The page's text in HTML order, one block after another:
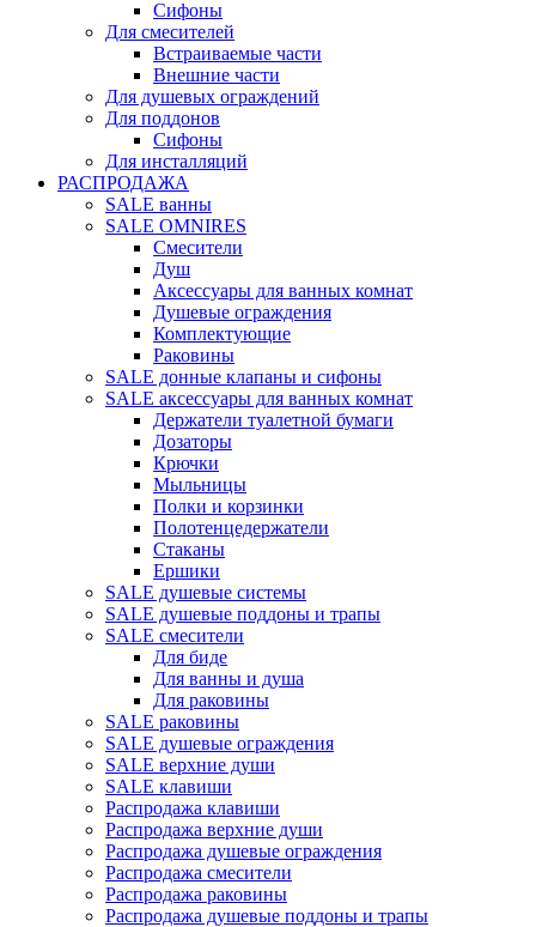
Сифоны
Для смесителей
Встраиваемые части
Внешние части
Для душевых ограждений
Для поддонов
Сифоны
Для инсталляций
РАСПРОДАЖА
SALE ванны
SALE OMNIRES
Смесители
Душ
Аксессуары для ванных комнат
Душевые ограждения
Комплектующие
Раковины
SALE донные клапаны и сифоны
SALE аксессуары для ванных комнат
Держатели туалетной бумаги
Дозаторы
Крючки
Мыльницы
Полки и корзинки
Полотенцедержатели
Стаканы
Ершики
SALE душевые системы
SALE душевые поддоны и трапы
SALE смесители
Для биде
Для ванны и душа
Для раковины
SALE раковины
SALE душевые ограждения
SALE верхние души
SALE клавиши
Распродажа клавиши
Распродажа верхние души
Распродажа душевые ограждения
Распродажа смесители
Распродажа раковины
Распродажа душевые поддоны и трапы